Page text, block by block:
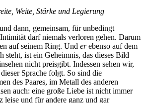
Weite, Stärke und Legierung
dann, gemeinsam, für unbedingt
darf niemals verloren gehen. Darum
auf seinem Ring. Und erebenso auf dem
steht, ist ein Geheimnis, das dieses Bild
nicht preisgibt. Indessen sehen wir,
Sprache folgt. So sind die
des Paares, im Metall des anderen
auch: eine große Liebe ist nicht immer
leise und für andere ganz und gar